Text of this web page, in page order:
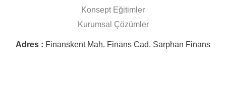
Konsept Eğitimler
Kurumsal Çözümler
Adres : Finanskent Mah. Finans Cad. Sarphan Finans